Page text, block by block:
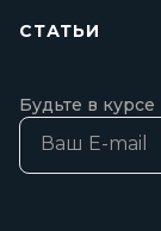
СТАТЬИ
Будьте в